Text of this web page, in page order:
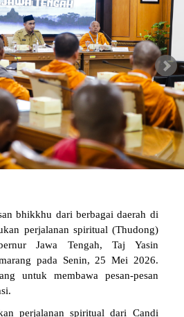
bhikkhu dari berbagai daerah di
perjalanan spiritual (Thudong)
Jawa Tengah, Taj Yasin
pada Senin, 25 Mei 2026.
untuk membawa pesan-pesan
perjalanan spiritual dari Candi